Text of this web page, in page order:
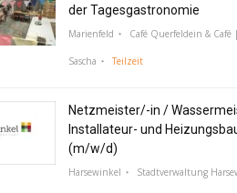
der Tagesgastronomie
Marienfeld Café Querfeldein &
Sascha Teilzeit
Netzmeister/-in /
Installateur- und
(m/w/d)
Harsewinkel Stadtverwaltung